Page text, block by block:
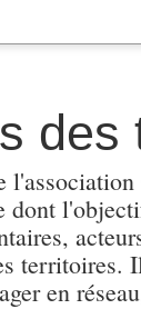
des
dont
en